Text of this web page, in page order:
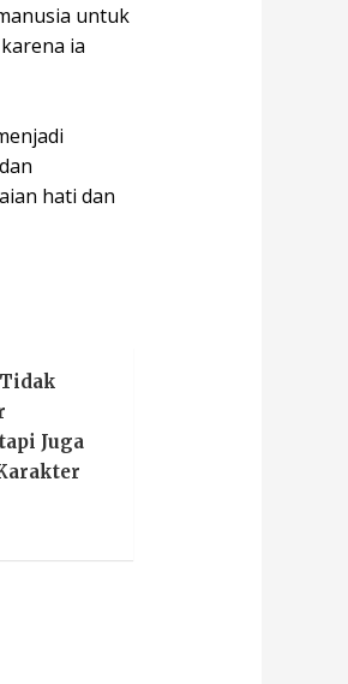
untuk
ia
hati dan
Juga